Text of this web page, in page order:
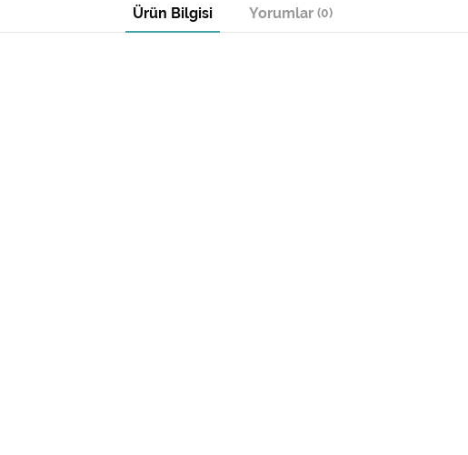
Ürün Bilgisi Yorumlar (0)